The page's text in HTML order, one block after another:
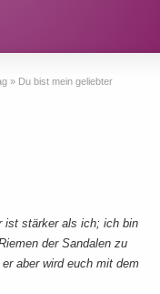
» Du bist mein geliebter
ist stärker als ich; ich bin
der Sandalen zu
aber wird euch mit dem